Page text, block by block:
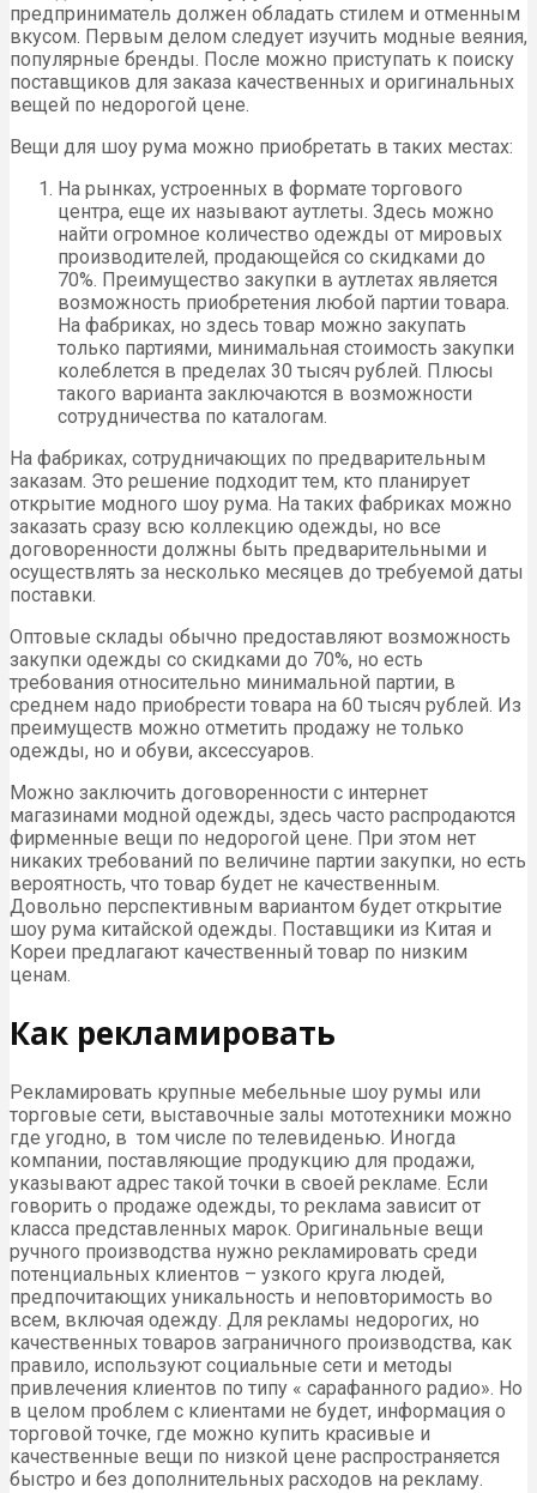
предприниматель должен обладать стилем и отменным
вкусом. Первым делом следует изучить модные веяния,
популярные бренды. После можно приступать к поиску
поставщиков для заказа качественных и оригинальных
вещей по недорогой цене.
Вещи для шоу рума можно приобретать в таких местах:
На рынках, устроенных в формате торгового
центра, еще их называют аутлеты. Здесь можно
найти огромное количество одежды от мировых
производителей, продающейся со скидками до
70%. Преимущество закупки в аутлетах является
возможность приобретения любой партии товара.
На фабриках, но здесь товар можно закупать
только партиями, минимальная стоимость закупки
колеблется в пределах 30 тысяч рублей. Плюсы
такого варианта заключаются в возможности
сотрудничества по каталогам.
На фабриках, сотрудничающих по предварительным
заказам. Это решение подходит тем, кто планирует
открытие модного шоу рума. На таких фабриках можно
заказать сразу всю коллекцию одежды, но все
договоренности должны быть предварительными и
осуществлять за несколько месяцев до требуемой даты
поставки.
Оптовые склады обычно предоставляют возможность
закупки одежды со скидками до 70%, но есть
требования относительно минимальной партии, в
среднем надо приобрести товара на 60 тысяч рублей. Из
преимуществ можно отметить продажу не только
одежды, но и обуви, аксессуаров.
Можно заключить договоренности с интернет
магазинами модной одежды, здесь часто распродаются
фирменные вещи по недорогой цене. При этом нет
никаких требований по величине партии закупки, но есть
вероятность, что товар будет не качественным.
Довольно перспективным вариантом будет открытие
шоу рума китайской одежды. Поставщики из Китая и
Кореи предлагают качественный товар по низким
ценам.
Как рекламировать
Рекламировать крупные мебельные шоу румы или
торговые сети, выставочные залы мототехники можно
где угодно, в том числе по телевиденью. Иногда
компании, поставляющие продукцию для продажи,
указывают адрес такой точки в своей рекламе. Если
говорить о продаже одежды, то реклама зависит от
класса представленных марок. Оригинальные вещи
ручного производства нужно рекламировать среди
потенциальных клиентов – узкого круга людей,
предпочитающих уникальность и неповторимость во
всем, включая одежду. Для рекламы недорогих, но
качественных товаров заграничного производства, как
правило, используют социальные сети и методы
привлечения клиентов по типу « сарафанного радио». Но
в целом проблем с клиентами не будет, информация о
торговой точке, где можно купить красивые и
качественные вещи по низкой цене распространяется
быстро и без дополнительных расходов на рекламу.